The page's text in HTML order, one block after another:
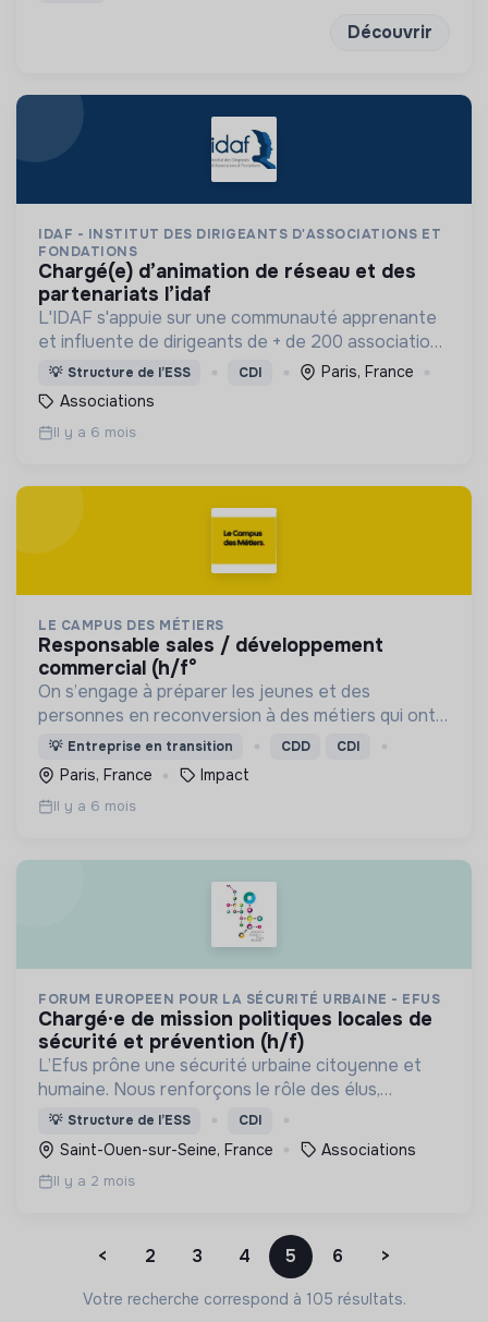
Découvrir
IDAF - INSTITUT DES DIRIGEANTS D'ASSOCIATIONS ET
FONDATIONS
chargé(e) d’animation de réseau et des
partenariats l’idaf
L'IDAF s'appuie sur une communauté apprenante
et influente de dirigeants de + de 200 associations
et fondations au service du développement et de
la professionnalisation du secteur non lucratif.
💡 Structure de l’ESS CDI
Paris, France
Associations
Il y a 6 mois
LE CAMPUS DES MÉTIERS
responsable sales / développement
commercial (h/f°
On s’engage à préparer les jeunes et des
personnes en reconversion à des métiers qui ont
du sens, de l’avenir et surtout… qui ne connaissent
pas la crise !
💡 Entreprise en transition CDD CDI
Paris, France Impact
Il y a 6 mois
FORUM EUROPEEN POUR LA SÉCURITÉ URBAINE - EFUS
chargé·e de mission politiques locales de
sécurité et prévention (h/f)
L’Efus prône une sécurité urbaine citoyenne et
humaine. Nous renforçons le rôle des élus,
défendons les droits fondamentaux et misons sur
la prévention pour une cohésion sociale durable.
💡 Structure de l’ESS CDI
Saint-Ouen-sur-Seine, France Associations
Il y a 2 mois
< 2 3 4 5 6 >
Votre recherche correspond à 105 résultats.